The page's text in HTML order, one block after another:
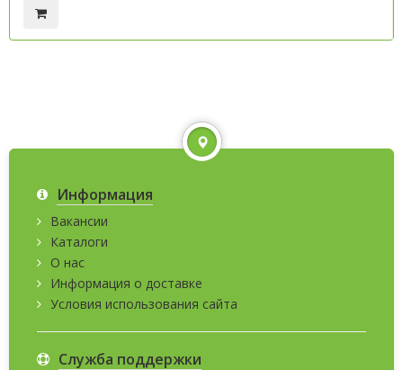
Информация
Вакансии
Каталоги
О нас
Информация о доставке
Условия использования сайта
Служба поддержки